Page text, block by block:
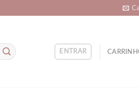
ENTRAR